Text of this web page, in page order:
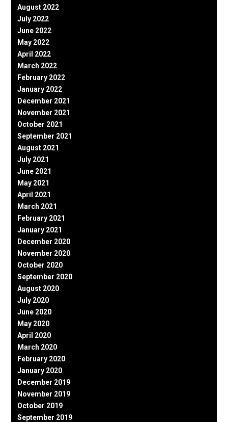
August 2022
July 2022
June 2022
May 2022
April 2022
March 2022
February 2022
January 2022
December 2021
November 2021
October 2021
September 2021
August 2021
July 2021
June 2021
May 2021
April 2021
March 2021
February 2021
January 2021
December 2020
November 2020
October 2020
September 2020
August 2020
July 2020
June 2020
May 2020
April 2020
March 2020
February 2020
January 2020
December 2019
November 2019
October 2019
September 2019